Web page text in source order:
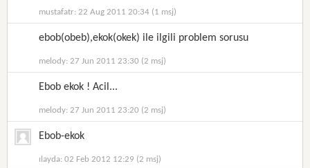
mustafatr: 22 Aug 2011 20:34 (1 msj)
ebob(obeb),ekok(okek) ile ilgili problem sorusu
melody: 27 Jun 2011 23:30 (2 msj)
Ebob ekok ! Acil...
melody: 27 Jun 2011 23:20 (2 msj)
Ebob-ekok
ılayda: 02 Feb 2012 12:29 (2 msj)